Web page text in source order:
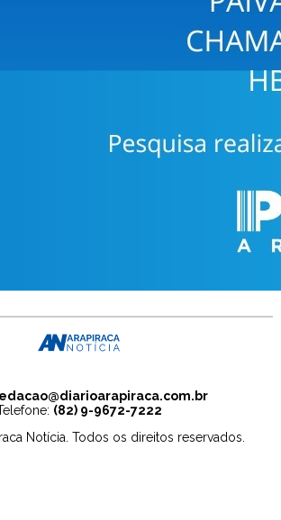
(82) 9-9672-7222
Notícia. Todos os direitos reservados.